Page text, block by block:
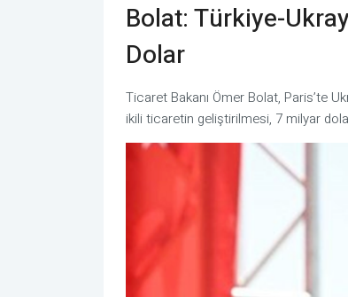
Bolat: Türkiye-
Dolar
Ticaret Bakanı Ömer Bolat, Paris’te
ikili ticaretin geliştirilmesi, 7 milyar